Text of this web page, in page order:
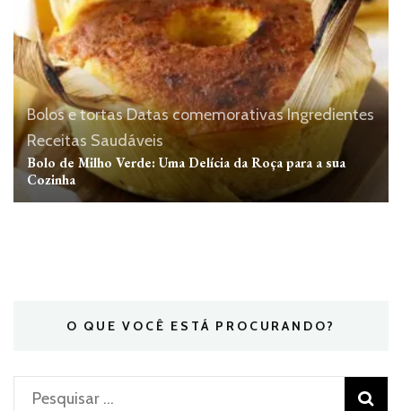
Bolos e tortasDatas comemorativasIngredientes
Receitas Saudáveis
Bolo de Milho Verde: Uma Delícia da Roça para a sua
Cozinha
O QUE VOCÊ ESTÁ PROCURANDO?
Pesquisar